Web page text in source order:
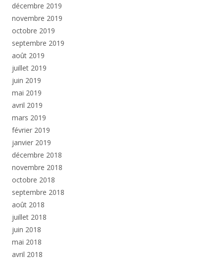
décembre 2019
novembre 2019
octobre 2019
septembre 2019
août 2019
juillet 2019
juin 2019
mai 2019
avril 2019
mars 2019
février 2019
janvier 2019
décembre 2018
novembre 2018
octobre 2018
septembre 2018
août 2018
juillet 2018
juin 2018
mai 2018
avril 2018